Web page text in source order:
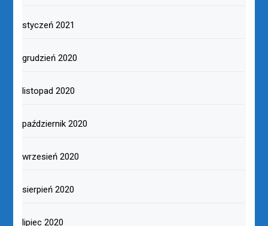
styczeń 2021
grudzień 2020
listopad 2020
październik 2020
wrzesień 2020
sierpień 2020
lipiec 2020